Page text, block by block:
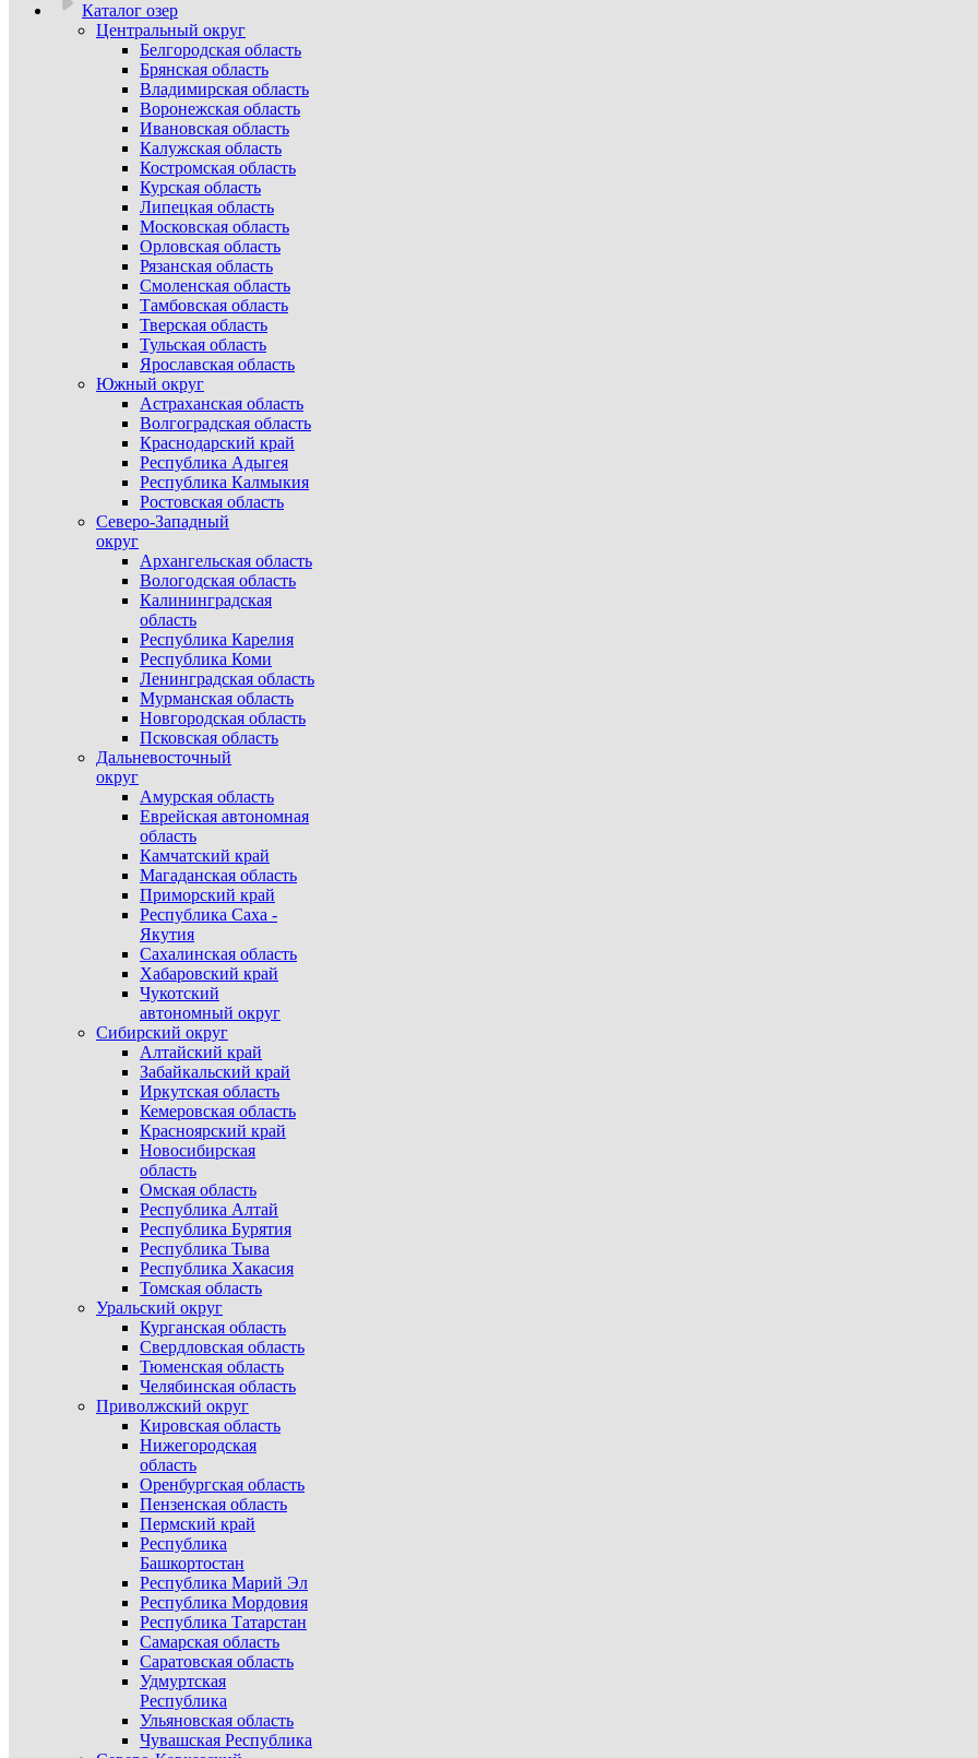
Каталог озер
Центральный округ
Белгородская область
Брянская область
Владимирская область
Воронежская область
Ивановская область
Калужская область
Костромская область
Курская область
Липецкая область
Московская область
Орловская область
Рязанская область
Смоленская область
Тамбовская область
Тверская область
Тульская область
Ярославская область
Южный округ
Астраханская область
Волгоградская область
Краснодарский край
Республика Адыгея
Республика Калмыкия
Ростовская область
Северо-Западный
округ
Архангельская область
Вологодская область
Калининградская
область
Республика Карелия
Республика Коми
Ленинградская область
Мурманская область
Новгородская область
Псковская область
Дальневосточный
округ
Амурская область
Еврейская автономная
область
Камчатский край
Магаданская область
Приморский край
Республика Саха -
Якутия
Сахалинская область
Хабаровский край
Чукотский
автономный округ
Сибирский округ
Алтайский край
Забайкальский край
Иркутская область
Кемеровская область
Красноярский край
Новосибирская
область
Омская область
Республика Алтай
Республика Бурятия
Республика Тыва
Республика Хакасия
Томская область
Уральский округ
Курганская область
Свердловская область
Тюменская область
Челябинская область
Приволжский округ
Кировская область
Нижегородская
область
Оренбургская область
Пензенская область
Пермский край
Республика
Башкортостан
Республика Марий Эл
Республика Мордовия
Республика Татарстан
Самарская область
Саратовская область
Удмуртская
Республика
Ульяновская область
Чувашская Республика